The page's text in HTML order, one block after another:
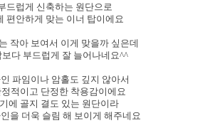
드럽게 신축하는 원단으로
편안하게 맞는 이너 탑이에요
작아 보여서 이게 맞을까 싶은데
보다 부드럽게 잘 늘어나네요^^
파임이나 암홀도 깊지 않아서
적이고 단정한 착용감이에요
에 골지 결도 있는 원단이라
을 더욱 슬림 해 보이게 해주네요